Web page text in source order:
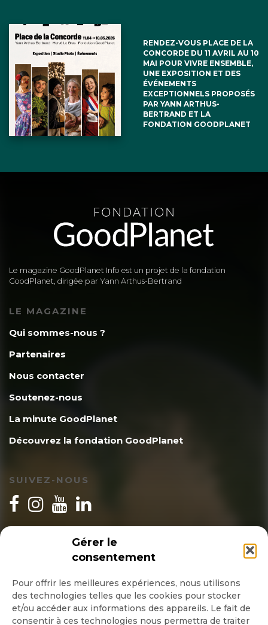
Gérer le
consentement
Pour offrir les meilleures expériences, nous utilisons
des technologies telles que les cookies pour stocker
et/ou accéder aux informations des appareils. Le fait de
consentir à ces technologies nous permettra de traiter
RENDEZ-VOUS PLACE DE LA
CONCORDE DU 11 AVRIL AU 10
MAI POUR VIVRE ENSEMBLE,
UNE EXPOSITION ET DES
ÉVÉNEMENTS
EXCEPTIONNELS PROPOSÉS
PAR YANN ARTHUS-
BERTRAND ET LA
FONDATION GOODPLANET
Le magazine GoodPlanet Info est un projet de la fondation
GoodPlanet, dirigée par Yann Arthus-Bertrand
LE MAGAZINE
Qui sommes-nous ?
Partenaires
Nous contacter
Soutenez-nous
La minute GoodPlanet
Découvrez la fondation GoodPlanet
SUIVEZ-NOUS
INSCRIPTION NEWSLETTER
Quotidienne